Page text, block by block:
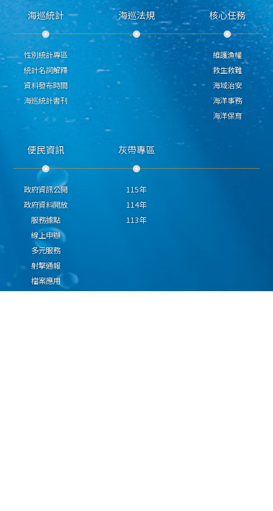
海巡統計
性別統計專區
統計名詞解釋
資料發布時間
海巡統計書刊
海巡法規 核心任務
維護漁權
救生救難
海域治安
海洋事務
海洋保育
便民資訊
政府資訊公開
政府資料開放
服務據點
線上申辦
多元服務
射擊通報
檔案應用
灰帶專區
115年
114年
113年